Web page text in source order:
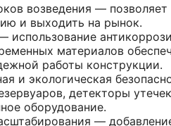
возведения —
и выходить на рынок.
использование
материалов
работы конструкции.
и экологическая
детекторы
оборудование.
—